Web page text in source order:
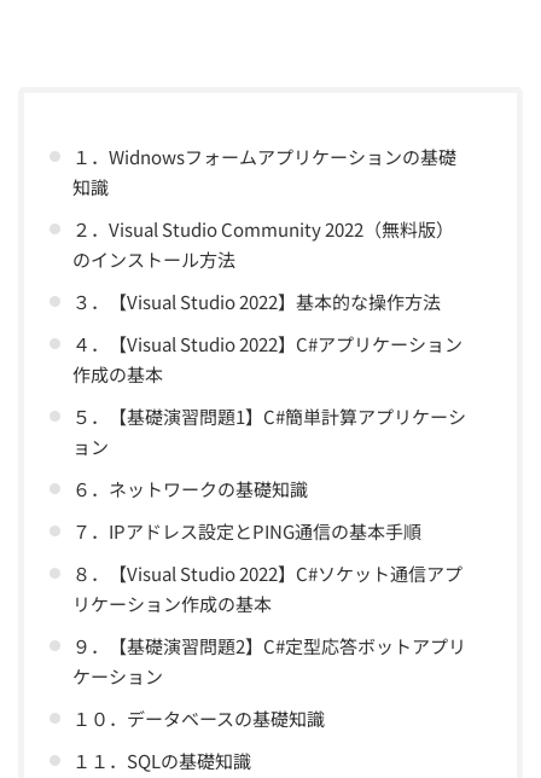
１．Widnowsフォームアプリケーションの基礎
知識
２．Visual Studio Community 2022（無料版）
のインストール方法
３．【Visual Studio 2022】基本的な操作方法
４．【Visual Studio 2022】C#アプリケーション
作成の基本
５．【基礎演習問題1】C#簡単計算アプリケーシ
ョン
６．ネットワークの基礎知識
７．IPアドレス設定とPING通信の基本手順
８．【Visual Studio 2022】C#ソケット通信アプ
リケーション作成の基本
９．【基礎演習問題2】C#定型応答ボットアプリ
ケーション
１０．データベースの基礎知識
１１．SQLの基礎知識